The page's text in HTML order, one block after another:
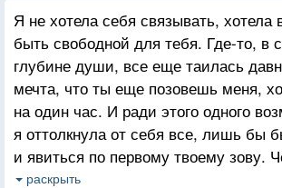
Я не хотела себя связывать, хотела
быть свободной для тебя. Где-то, в
глубине души, все еще таилась
мечта, что ты еще позовешь меня,
на один час. И ради этого одного
я оттолкнула от себя все, лишь бы
и явиться по первому твоему зову.
моя жизнь с самого пробуждения от
раскрыть